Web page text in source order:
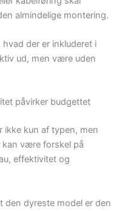
almindelige montering.
der er inkluderet i
ud, men være uden
påvirker budgettet
ikke kun af typen, men
kan være forskel på
effektivitet og
den dyreste model er den